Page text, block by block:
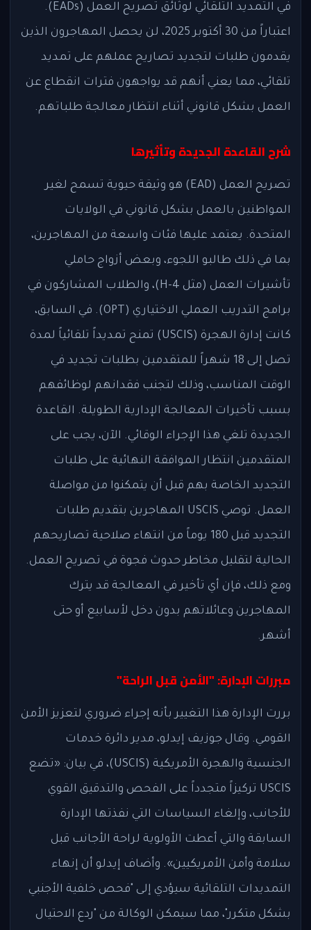
في التمديد التلقائي لوثائق تصريح العمل (EADs).
اعتباراً من 30 أكتوبر 2025، لن يحصل المهاجرون الذين
يقدمون طلبات لتجديد تصاريح عملهم على تمديد
تلقائي، مما يعني أنهم قد يواجهون فترات انقطاع عن
العمل بشكل قانوني أثناء انتظار معالجة طلباتهم.
شرح القاعدة الجديدة وتأثيرها
تصريح العمل (EAD) هو وثيقة حيوية تسمح لغير
المواطنين بالعمل بشكل قانوني في الولايات
المتحدة. يعتمد عليها فئات واسعة من المهاجرين،
بما في ذلك طالبو اللجوء، وبعض أزواج حاملي
تأشيرات العمل (مثل H-4)، والطلاب المشاركون في
برامج التدريب العملي الاختياري (OPT). في السابق،
كانت إدارة الهجرة (USCIS) تمنح تمديداً تلقائياً لمدة
تصل إلى 18 شهراً للمتقدمين بطلبات تجديد في
الوقت المناسب، وذلك لتجنب فقدانهم لوظائفهم
بسبب تأخيرات المعالجة الإدارية الطويلة. القاعدة
الجديدة تلغي هذا الإجراء الوقائي. الآن، يجب على
المتقدمين انتظار الموافقة النهائية على طلبات
التجديد الخاصة بهم قبل أن يتمكنوا من مواصلة
العمل. توصي USCIS المهاجرين بتقديم طلبات
التجديد قبل 180 يوماً من انتهاء صلاحية تصاريحهم
الحالية لتقليل مخاطر حدوث فجوة في تصريح العمل.
ومع ذلك، فإن أي تأخير في المعالجة قد يترك
المهاجرين وعائلاتهم بدون دخل لأسابيع أو حتى
أشهر.
مبررات الإدارة: "الأمن قبل الراحة"
بررت الإدارة هذا التغيير بأنه إجراء ضروري لتعزيز الأمن
القومي. وقال جوزيف إيدلو، مدير دائرة خدمات
الجنسية والهجرة الأمريكية (USCIS)، في بيان: «تضع
USCIS تركيزاً متجدداً على الفحص والتدقيق القوي
للأجانب، وإلغاء السياسات التي نفذتها الإدارة
السابقة والتي أعطت الأولوية لراحة الأجانب قبل
سلامة وأمن الأمريكيين». وأضاف إيدلو أن إنهاء
التمديدات التلقائية سيؤدي إلى "فحص خلفية الأجنبي
بشكل متكرر"، مما سيمكن الوكالة من "ردع الاحتيال